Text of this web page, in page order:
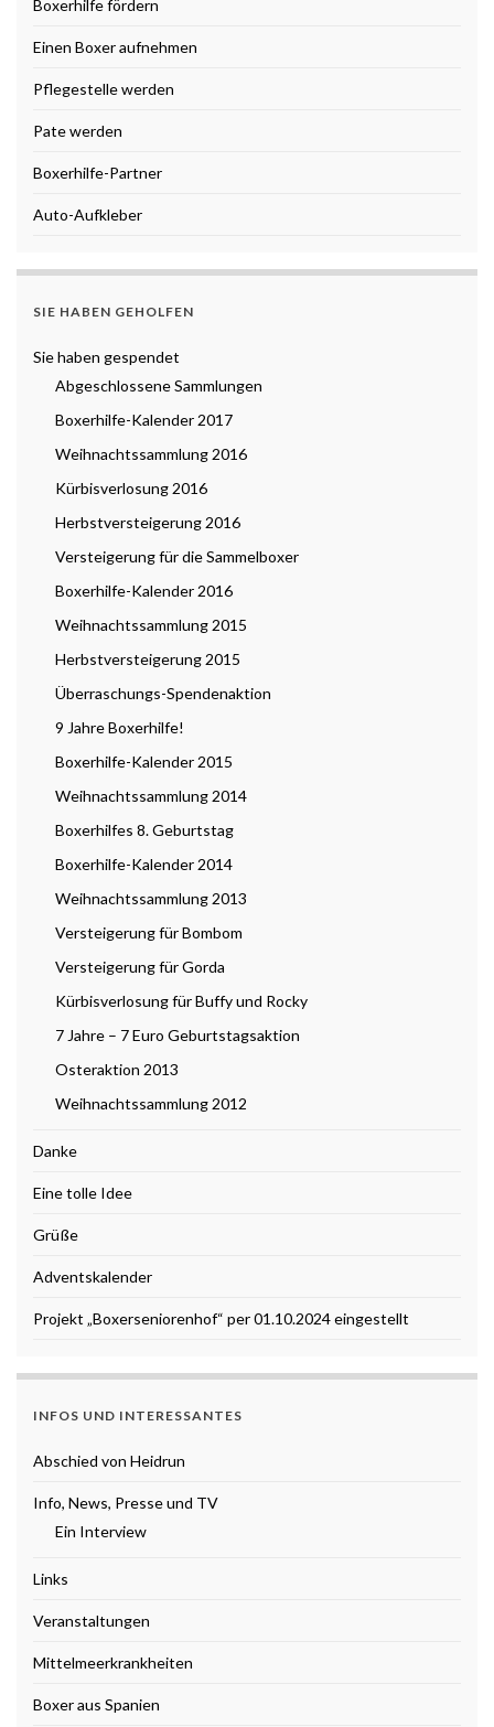
Boxerhilfe fördern
Einen Boxer aufnehmen
Pflegestelle werden
Pate werden
Boxerhilfe-Partner
Auto-Aufkleber
SIE HABEN GEHOLFEN
Sie haben gespendet
Abgeschlossene Sammlungen
Boxerhilfe-Kalender 2017
Weihnachtssammlung 2016
Kürbisverlosung 2016
Herbstversteigerung 2016
Versteigerung für die Sammelboxer
Boxerhilfe-Kalender 2016
Weihnachtssammlung 2015
Herbstversteigerung 2015
Überraschungs-Spendenaktion
9 Jahre Boxerhilfe!
Boxerhilfe-Kalender 2015
Weihnachtssammlung 2014
Boxerhilfes 8. Geburtstag
Boxerhilfe-Kalender 2014
Weihnachtssammlung 2013
Versteigerung für Bombom
Versteigerung für Gorda
Kürbisverlosung für Buffy und Rocky
7 Jahre – 7 Euro Geburtstagsaktion
Osteraktion 2013
Weihnachtssammlung 2012
Danke
Eine tolle Idee
Grüße
Adventskalender
Projekt „Boxerseniorenhof“ per 01.10.2024 eingestellt
INFOS UND INTERESSANTES
Abschied von Heidrun
Info, News, Presse und TV
Ein Interview
Links
Veranstaltungen
Mittelmeerkrankheiten
Boxer aus Spanien